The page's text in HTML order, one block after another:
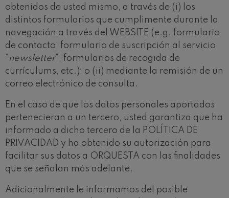
obtenidos de usted mismo, a través de (i) los
distintos formularios que cumplimente durante la
navegación a través del WEBSITE (e.g. formulario
de contacto, formulario de suscripción al servicio
“ newsletter”, formularios de recogida de
currículums, etc.); o (ii) mediante la remisión de un
correo electrónico de consulta.
En el caso de que los datos personales aportados
pertenecieran a un tercero, usted garantiza que ha
informado a dicho tercero de la POLÍTICA DE
PRIVACIDAD y ha obtenido su autorización para
facilitar sus datos a ORQUESTA con las finalidades
que se señalan más adelante.
Adicionalmente le informamos del posible